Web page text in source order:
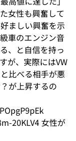
女性も興奮して
ましい興奮を示
車のエンジン音
、と自信を持っ
が、実際にはVW
比べる相手が悪
が上昇するの
20KLV4 女性が